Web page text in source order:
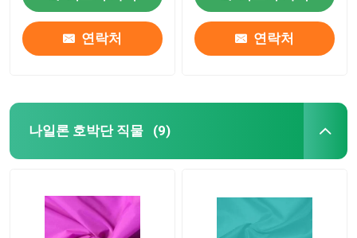
연락처 연락처
나일론 호박단 직물 (9)